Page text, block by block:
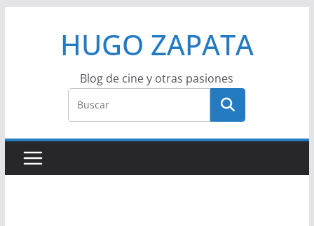
HUGO ZAPATA
Blog de cine y otras pasiones